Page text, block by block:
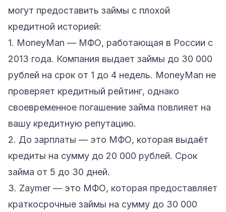
могут предоставить займы с плохой
кредитной историей:
1. MoneyMan — МФО, работающая в России с
2013 года. Компания выдает займы до 30 000
рублей на срок от 1 до 4 недель. MoneyMan не
проверяет кредитный рейтинг, однако
своевременное погашение займа повлияет на
вашу кредитную репутацию.
2. До зарплаты — это МФО, которая выдаёт
кредиты на сумму до 20 000 рублей. Срок
займа от 5 до 30 дней.
3. Zaymer — это МФО, которая предоставляет
краткосрочные займы на сумму до 30 000